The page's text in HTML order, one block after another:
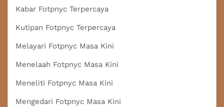
Kabar Fotpnyc Terpercaya
Kutipan Fotpnyc Terpercaya
Melayari Fotpnyc Masa Kini
Menelaah Fotpnyc Masa Kini
Meneliti Fotpnyc Masa Kini
Mengedari Fotpnyc Masa Kini